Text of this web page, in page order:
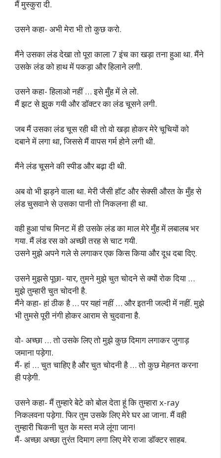
मैं मुस्कुरा दी.
उसने कहा- अभी मेरा भी तो कुछ करो.
मैंने उसका लंड देखा तो पूरा काला 7 इंच का खड़ा तना हुआ था. मैंने
उसके लंड को हाथ में पकड़ा और हिलाने लगी.
उसने कहा- हिलाओ नहीं … इसे मुँह में ले लो.
मैं झट से झुक गयी और डॉक्टर का लंड चूसने लगी.
जब मैं उसका लंड चूस रही थी तो वो खड़ा होकर मेरे चूचियों को
दबाने में लगा था, जिससे मैं वापस गर्म होने लगी थी.
मैंने लंड चूसने की स्पीड और बढ़ा दी थी.
अब वो भी झड़ने वाला था. मेरी जैसी हॉट और सेक्सी औरत के मुँह से
लंड चुसवाने से उसका पानी तो निकलना ही था.
वही हुआ पांच मिनट में ही उसके लंड का माल मेरे मुँह में लबालब भर
गया. मैं लंड रस को अच्छी तरह से चाट गयी.
उसने मुझे अपने गले से लगाकर एक किस किया और दूध दबा दिए.
उसने मुझसे पूछा- यार, तुमने मुझे चुत चोदने से क्यों रोक दिया …
मुझे तुम्हारी चुत चोदनी है.
मैंने कहा- हां ठीक है … पर यहां नहीं … और इतनी जल्दी में नहीं. मुझे
भी तुमसे पूरी नंगी होकर आराम से चुदवाना है.
वो- अच्छा … तो उसके लिए तो मुझे कुछ दिमाग लगाकर जुगाड़
जमाना पड़ेगा.
मैं- हां … चुत चाहिए है और चुत चोदनी है … तो कुछ मेहनत करना
ही पड़ेगी.
उसने कहा- मैं तुम्हारे बेटे को बोल देता हूं कि तुम्हारा x-ray
निकलवना पड़ेगा. फिर तुम उसके लिए मेरे घर आ जाना. मैं वही
तुम्हारी चिकनी चुत के मस्त मजे लूंगा जान!
मैं- अच्छा अच्छा तुरंत दिमाग लगा लिए मेरे राजा डॉक्टर साहब.